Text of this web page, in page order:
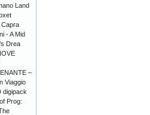
Land
Capra
- A Mid
Drea
–
Viaggio
digipack
Prog: